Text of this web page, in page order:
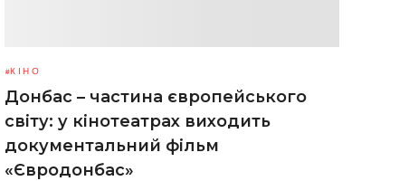
КІНО
Донбас – частина європейського
світу: у кінотеатрах виходить
документальний фільм
«Євродонбас»